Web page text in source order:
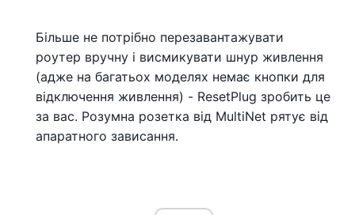
Більше не потрібно перезавантажувати
роутер вручну і висмикувати шнур живлення
(адже на багатьох моделях немає кнопки для
відключення живлення) - ResetPlug зробить це
за вас. Розумна розетка від MultiNet рятує від
апаратного зависання.